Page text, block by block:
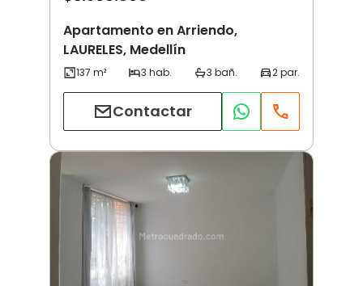
Apartamento en Arriendo,
LAURELES, Medellín
Contactar